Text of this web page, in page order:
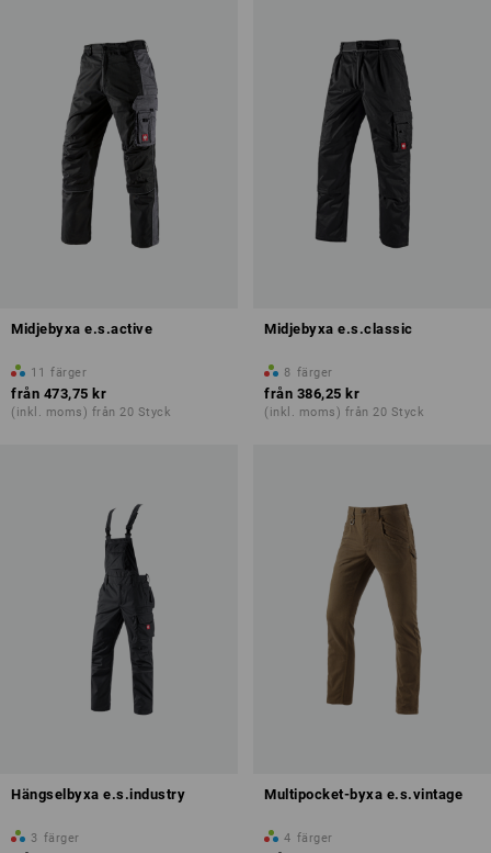
Midjebyxa e.s.active
11 färger
från 473,75 kr
(inkl. moms) från 20 Styck
Midjebyxa e.s.classic
8 färger
från 386,25 kr
(inkl. moms) från 20 Styck
Hängselbyxa e.s.industry
3 färger
Multipocket-byxa e.s.vintage
4 färger